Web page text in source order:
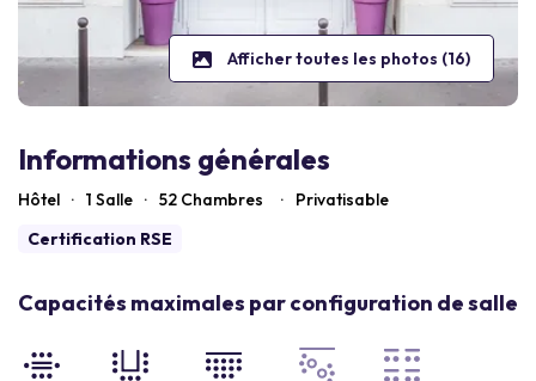
Afficher toutes les photos (16)
Informations générales
Hôtel · 1 Salle · 52 Chambres ·
Privatisable
Certification RSE
Capacités maximales par configuration de salle